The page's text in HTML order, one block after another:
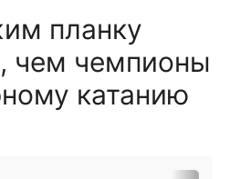
планку
чем чемпионы
катанию